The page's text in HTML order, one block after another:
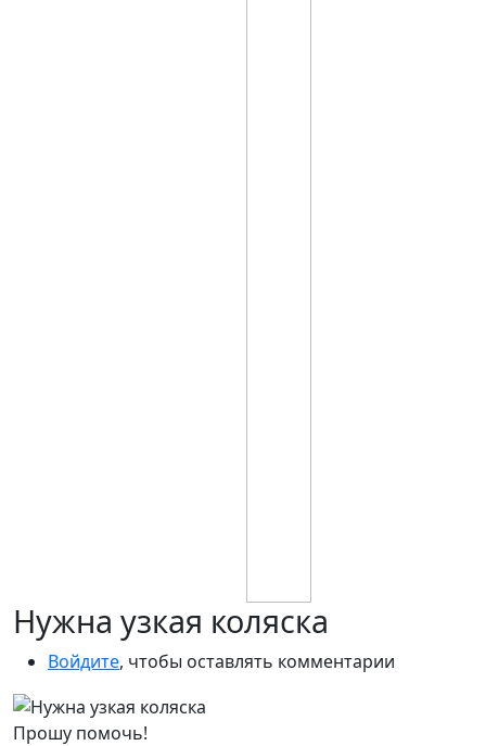
Нужна узкая коляска
Войдите, чтобы оставлять комментарии
Прошу помочь!